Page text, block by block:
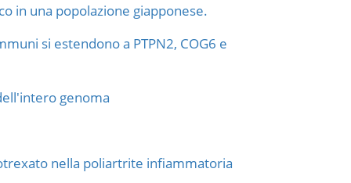
in una popolazione giapponese.
si estendono a PTPN2, COG6 e
genoma
nella poliartrite infiammatoria